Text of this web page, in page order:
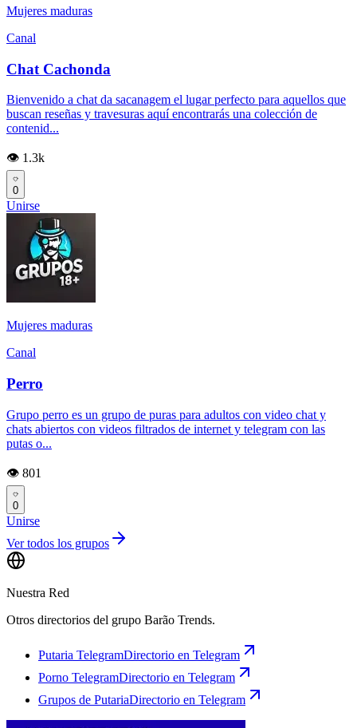
Mujeres maduras
Canal
Chat Cachonda
Bienvenido a chat da sacanagem el lugar perfecto para aquellos que
buscan reseñas y travesuras aquí encontrarás una colección de
contenid...
👁️ 1.3k
0
Unirse
Mujeres maduras
Canal
Perro
Grupo perro es un grupo de puras para adultos con video chat y
chats abiertos con videos filtrados de internet y telegram con las
putas o...
👁️ 801
0
Unirse
Ver todos los grupos
Nuestra Red
Otros directorios del grupo Barão Trends.
Putaria TelegramDirectorio en Telegram
Porno TelegramDirectorio en Telegram
Grupos de PutariaDirectorio en Telegram